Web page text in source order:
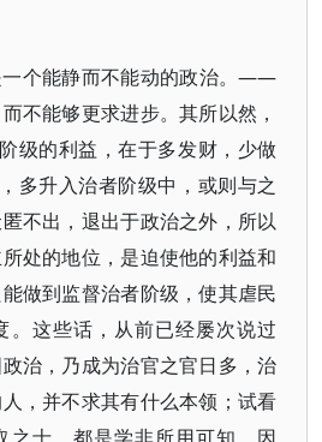
一个能静而不能动的政治。——
不能够更求进步。其所以然，
级的利益，在于多发财，少做
多升入治者阶级中，或则与之
不出，退出于政治之外，所以
处的地位，是迫使他的利益和
做到监督治者阶级，使其虐民
。这些话，从前已经屡次说过
治，乃成为治官之官日多，治
，并不求其有什么本领；试看